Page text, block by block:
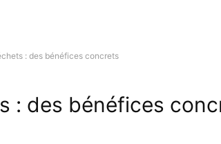
: des bénéfices concrets
: des bénéfices